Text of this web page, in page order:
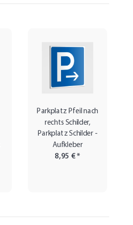
Parkplatz Pfeil nach
rechts Schilder,
Parkplatz Schilder -
Aufkleber
8,95 €*